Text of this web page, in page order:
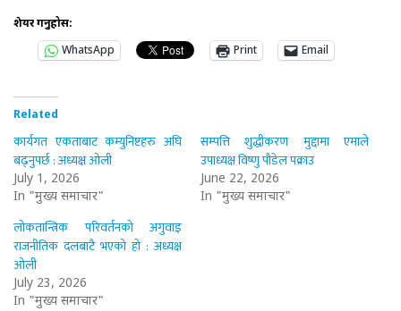
शेयर गर्नुहोस:
WhatsApp
Print Email
Related
कार्यगत एकताबाट कम्युनिष्टहरु अघि
बढ्नुपर्छ : अध्यक्ष ओली
July 1, 2026
In "मुख्य समाचार"
सम्पत्ति शुद्धीकरण मुद्दामा एमाले
उपाध्यक्ष विष्णु पौडेल पक्राउ
June 22, 2026
In "मुख्य समाचार"
लोकतान्त्रिक परिवर्तनको अगुवाइ
राजनीतिक दलबाटै भएको हो : अध्यक्ष
ओली
July 23, 2026
In "मुख्य समाचार"